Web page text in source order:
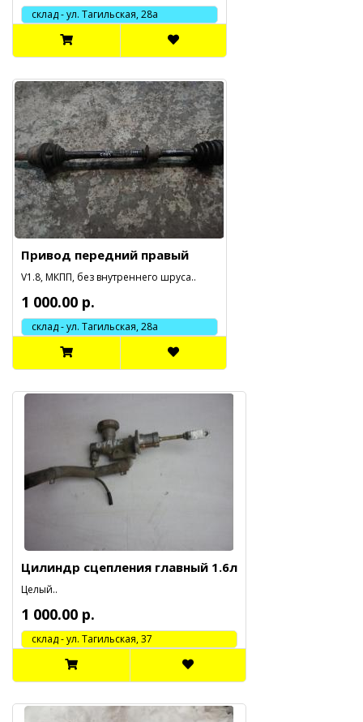
склад - ул. Тагильская, 28а
Привод передний правый
V1.8, МКПП, без внутреннего шруса..
1 000.00 р.
склад - ул. Тагильская, 28а
Цилиндр сцепления главный 1.6л
Целый..
1 000.00 р.
cклад - ул. Тагильская, 37